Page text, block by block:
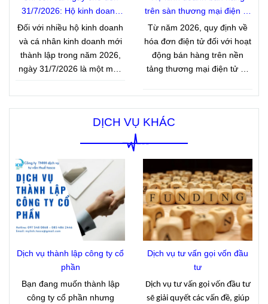
31/7/2026: Hộ kinh doanh
mới đừng quên thông báo
doanh thu
Đối với nhiều hộ kinh doanh
và cá nhân kinh doanh mới
thành lập trong năm 2026,
ngày 31/7/2026 là một mốc
nghĩa vụ thuế. Nếu bắt đầu
hoạt động trong 06 tháng
đầu năm 2026 và thuộc diện
thuế phải hoàn thành việc
thông báo doanh thu phát
sinh với cơ quan thuế đúng
thời hạn. Đây là quy định
nhằm giúp cơ quan thuế xác
định tình hình kinh doanh
lý thuế theo quy định hiện
hành.
trên sàn thương mại điện tử
xuất hóa đơn như thế nào
theo quy định mới?
Từ năm 2026, quy định về
hóa đơn điện tử đối với hoạt
động bán hàng trên nền
tảng thương mại điện tử có
Dưới đây là một số quy định
về xuất hóa đơn mà hộ kinh
doanh bán hàng trên sàn
DỊCH VỤ KHÁC
Dịch vụ thành lập công ty cổ
phần
Bạn đang muốn thành lập
công ty cổ phần nhưng
Dịch vụ tư vấn gọi vốn đầu
tư
Dịch vụ tư vấn gọi vốn đầu tư
sẽ giải quyết các vấn đề, giúp